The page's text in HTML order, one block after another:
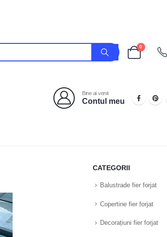
0
Bine ai venit
Contul meu
CATEGORII
Balustrade fier forjat
Copertine fier forjat
Decorațiuni fier forjat